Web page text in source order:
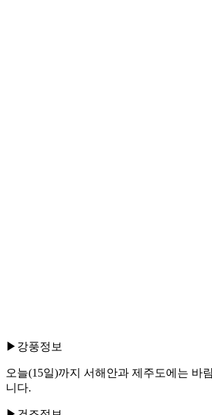
▶강풍정보
오늘(15일)까지 서해안과 제주도에는 바
니다.